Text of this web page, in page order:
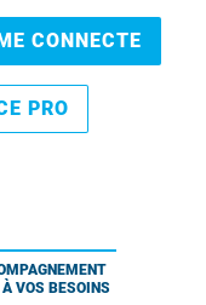
CONNECTE
PRO
VOS BESOINS